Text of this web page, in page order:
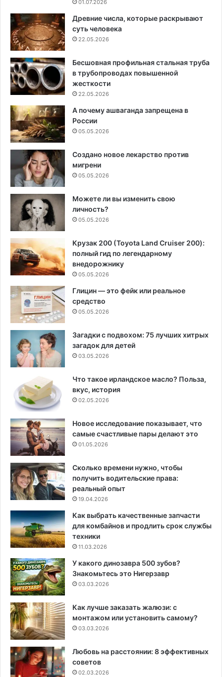
01.07.2026
Древние числа, которые раскрывают
суть человека
22.05.2026
Бесшовная профильная стальная труба
в трубопроводах повышенной
жесткости
22.05.2026
А почему ашваганда запрещена в
России
05.05.2026
Создано новое лекарство против
мигрени
05.05.2026
Можете ли вы изменить свою
личность?
05.05.2026
Крузак 200 (Toyota Land Cruiser 200):
полный гид по легендарному
внедорожнику
05.05.2026
Глицин — это фейк или реальное
средство
05.05.2026
Загадки с подвохом: 75 лучших хитрых
загадок для детей
03.05.2026
Что такое ирландское масло? Польза,
вкус, история
02.05.2026
Новое исследование показывает, что
самые счастливые пары делают это
01.05.2026
Сколько времени нужно, чтобы
получить водительские права:
реальный опыт
19.04.2026
Как выбрать качественные запчасти
для комбайнов и продлить срок службы
техники
11.03.2026
У какого динозавра 500 зубов?
Знакомьтесь это Нигерзавр
03.03.2026
Как лучше заказать жалюзи: с
монтажом или установить самому?
03.03.2026
Любовь на расстоянии: 8 эффективных
советов
02.03.2026